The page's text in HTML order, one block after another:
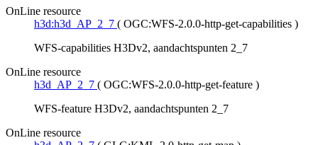
OnLine resource
h3d:h3d_AP_2_7 ( OGC:WFS-2.0.0-http-get-capabilities )
WFS-capabilities H3Dv2, aandachtspunten 2_7
OnLine resource
h3d_AP_2_7 ( OGC:WFS-2.0.0-http-get-feature )
WFS-feature H3Dv2, aandachtspunten 2_7
OnLine resource